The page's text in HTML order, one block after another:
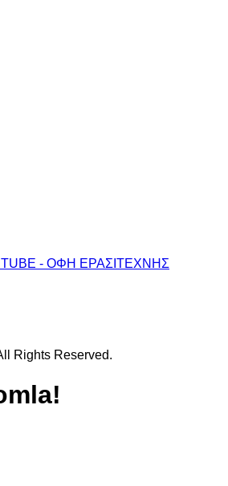
- ΟΦΗ ΕΡΑΣΙΤΕΧΝΗΣ
Rights Reserved.